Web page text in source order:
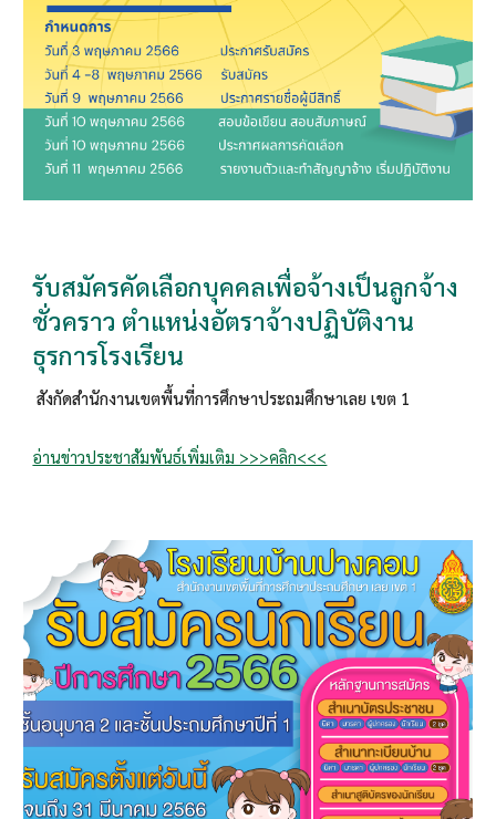
รับสมัครคัดเลือกบุคคลเพื่อจ้างเป็นลูกจ้าง
ชั่วคราว ตำแหน่งอัตราจ้างปฏิบัติงาน
ธุรการโรงเรียน
สังกัดสำนักงานเขตพื้นที่การศึกษาประถมศึกษาเลย เขต 1
อ่านข่าวประชาสัมพันธ์เพิ่มเติม >>>คลิก<<<